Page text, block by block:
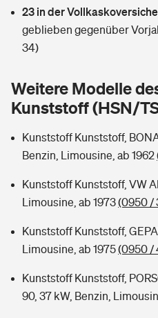
Tools
Wer versichert was: Jetzt
Sie haben Fragen?
Handyversicherung
Zur Übersicht
Tools
Kinderunfall-Check: Mehr
Sie haben Fragen?
Sie haben Fragen?
23 in der
geblieben gegenüber
34)
Weitere Modelle
Kunststoff (HSN/
Kunststoff Kunststoff,
Benzin, Limousine, ab 1962
Kunststoff Kunststoff, VW
Limousine, ab 1973(0950 /
Kunststoff Kunststoff,
Limousine, ab 1975(0950 /
Kunststoff Kunststoff,
90, 37 kW, Benzin,